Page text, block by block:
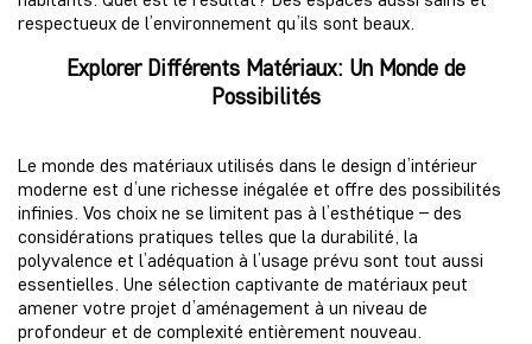
respectueux de l’environnement qu’ils sont beaux.
Explorer Différents Matériaux: Un Monde de
Possibilités
Le monde des matériaux utilisés dans le design d’intérieur
moderne est d’une richesse inégalée et offre des possibilités
infinies. Vos choix ne se limitent pas à l’esthétique – des
considérations pratiques telles que la durabilité, la
polyvalence et l’adéquation à l’usage prévu sont tout aussi
essentielles. Une sélection captivante de matériaux peut
amener votre projet d’aménagement à un niveau de
profondeur et de complexité entièrement nouveau.